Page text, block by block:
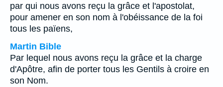
par qui nous avons reçu la grâce et l'apostolat,
pour amener en son nom à l'obéissance de la foi
tous les païens,
Martin Bible
Par lequel nous avons reçu la grâce et la charge
d'Apôtre, afin de porter tous les Gentils à croire en
son Nom.